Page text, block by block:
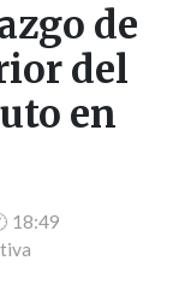
de
del
en
18:49